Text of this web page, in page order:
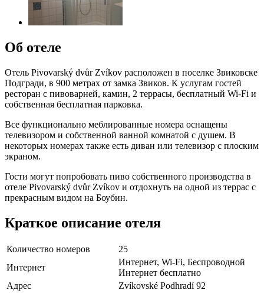
Об отеле
Отель Pivovarský dvůr Zvíkov расположен в поселке Звиковске
Подгради, в 900 метрах от замка Звиков. К услугам гостей
ресторан с пивоварней, камин, 2 террасы, бесплатный Wi-Fi и
собственная бесплатная парковка.
Все функционально меблированные номера оснащены
телевизором и собственной ванной комнатой с душем. В
некоторых номерах также есть диван или телевизор с плоским
экраном.
Гости могут попробовать пиво собственного производства в
отеле Pivovarský dvůr Zvíkov и отдохнуть на одной из террас с
прекрасным видом на Боубин.
Краткое описание отеля
Количество номеров
25
Интернет
Интернет, Wi-Fi, Беспроводной
Интернет бесплатно
Адрес
Zvíkovské Podhradí 92